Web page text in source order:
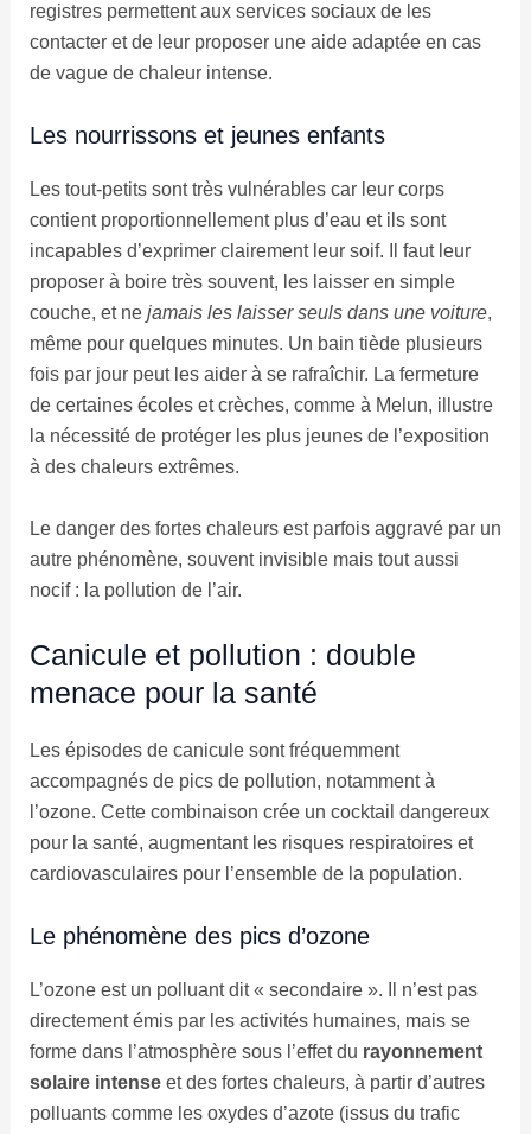
registres permettent aux services sociaux de les
contacter et de leur proposer une aide adaptée en cas
de vague de chaleur intense.
Les nourrissons et jeunes enfants
Les tout-petits sont très vulnérables car leur corps
contient proportionnellement plus d’eau et ils sont
incapables d’exprimer clairement leur soif. Il faut leur
proposer à boire très souvent, les laisser en simple
couche, et ne jamais les laisser seuls dans une voiture,
même pour quelques minutes. Un bain tiède plusieurs
fois par jour peut les aider à se rafraîchir. La fermeture
de certaines écoles et crèches, comme à Melun, illustre
la nécessité de protéger les plus jeunes de l’exposition
à des chaleurs extrêmes.
Le danger des fortes chaleurs est parfois aggravé par un
autre phénomène, souvent invisible mais tout aussi
nocif : la pollution de l’air.
Canicule et pollution : double
menace pour la santé
Les épisodes de canicule sont fréquemment
accompagnés de pics de pollution, notamment à
l’ozone. Cette combinaison crée un cocktail dangereux
pour la santé, augmentant les risques respiratoires et
cardiovasculaires pour l’ensemble de la population.
Le phénomène des pics d’ozone
L’ozone est un polluant dit « secondaire ». Il n’est pas
directement émis par les activités humaines, mais se
forme dans l’atmosphère sous l’effet du rayonnement
solaire intenseet des fortes chaleurs, à partir d’autres
polluants comme les oxydes d’azote (issus du trafic